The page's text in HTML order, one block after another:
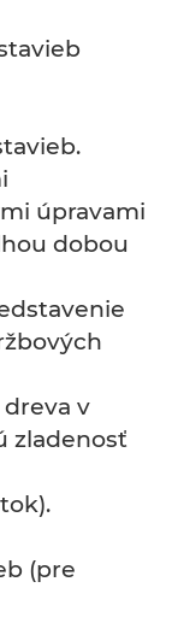
úpravami
dobou
v
zladenosť
(pre